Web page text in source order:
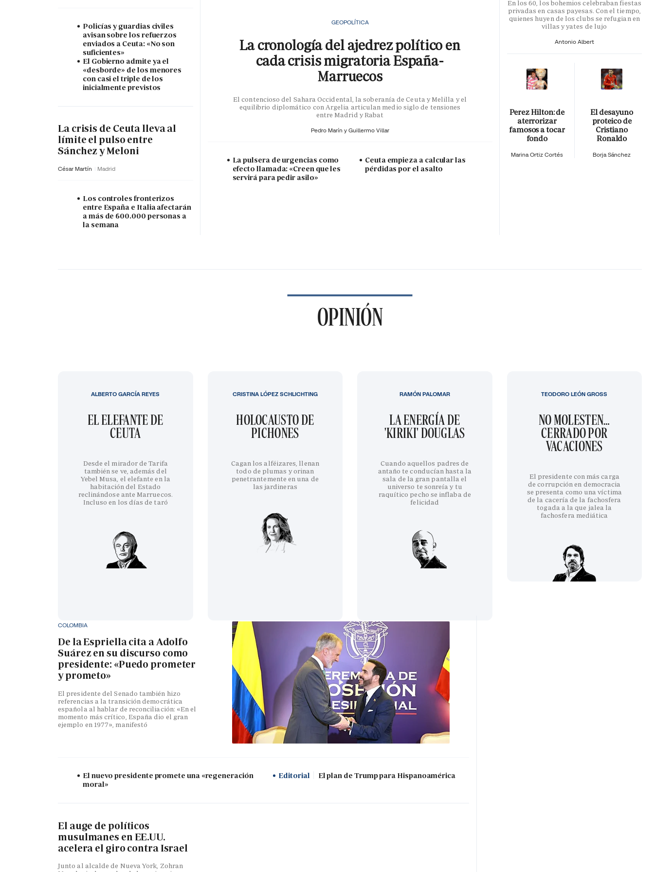
Policías y guardias civiles
avisan sobre los refuerzos
enviados a Ceuta: «No son
suficientes»
El Gobierno admite ya el
«desborde» de los menores
con casi el triple de los
inicialmente previstos
La crisis de Ceuta lleva al
límite el pulso entre
Sánchez y Meloni
César Martín Madrid
Los controles fronterizos
entre España e Italia afectarán
a más de 600.000 personas a
la semana
GEOPOLÍTICA
La cronología del ajedrez político en
cada crisis migratoria España-
Marruecos
El contencioso del Sahara Occidental, la soberanía de Ceuta y Melilla y el
equilibrio diplomático con Argelia articulan medio siglo de tensiones
entre Madrid y Rabat
Pedro Marín y Guillermo Villar
La pulsera de urgencias como
efecto llamada: «Creen que les
servirá para pedir asilo»
Ceuta empieza a calcular las
pérdidas por el asalto
En los 60, los bohemios celebraban fiestas
privadas en casas payesas. Con el tiempo,
quienes huyen de los clubs se refugian en
villas y yates de lujo
Antonio Albert
Perez Hilton: de
aterrorizar
famosos a tocar
fondo
Marina Ortiz Cortés
El desayuno
proteico de
Cristiano
Ronaldo
Borja Sánchez
OPINIÓN
EL ELEFANTE DE
CEUTA
Desde el mirador de Tarifa
también se ve, además del
Yebel Musa, el elefante en la
habitación del Estado
reclinándose ante Marruecos.
Incluso en los días de taró
ALBERTO GARCÍA REYES
HOLOCAUSTO DE
PICHONES
Cagan los alféizares, llenan
todo de plumas y orinan
penetrantemente en una de
las jardineras
CRISTINA LÓPEZ SCHLICHTING
LA ENERGÍA DE
'KIRIKI' DOUGLAS
Cuando aquellos padres de
antaño te conducían hasta la
sala de la gran pantalla el
universo te sonreía y tu
raquítico pecho se inflaba de
felicidad
RAMÓN PALOMAR
NO MOLESTEN…
CERRADO POR
VACACIONES
El presidente con más carga
de corrupción en democracia
se presenta como una víctima
de la cacería de la fachosfera
togada a la que jalea la
fachosfera mediática
TEODORO LEÓN GROSS
COLOMBIA
De la Espriella cita a Adolfo
Suárez en su discurso como
presidente: «Puedo prometer
y prometo»
El presidente del Senado también hizo
referencias a la transición democrática
española al hablar de reconciliación: «En el
momento más crítico, España dio el gran
ejemplo en 1977», manifestó
El nuevo presidente promete una «regeneración
moral»
Editorial El plan de Trump para Hispanoamérica
El auge de políticos
musulmanes en EE.UU.
acelera el giro contra Israel
Junto al alcalde de Nueva York, Zohran